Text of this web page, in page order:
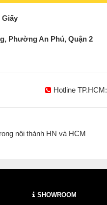
Giấy
Phường An Phú, Quận 2
Hotline TP.HCM:
nội thành HN và HCM
SHOWROOM